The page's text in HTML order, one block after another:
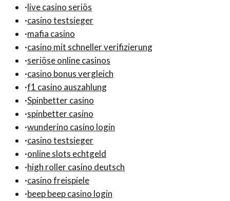
·live casino seriös
·casino testsieger
·mafia casino
·casino mit schneller verifizierung
·seriöse online casinos
·casino bonus vergleich
·f1 casino auszahlung
·Spinbetter casino
·spinbetter casino
·wunderino casino login
·casino testsieger
·online slots echtgeld
·high roller casino deutsch
·casino freispiele
·beep beep casino login